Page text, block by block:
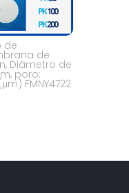
de
de
Diámetro de
poro:
FMNY4722